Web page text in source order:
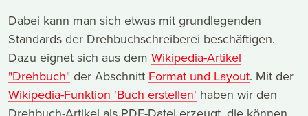
Dabei kann man sich etwas mit grundlegenden
Standards der Drehbuchschreiberei beschäftigen.
Dazu eignet sich aus dem Wikipedia-Artikel
"Drehbuch" der Abschnitt Format und Layout. Mit der
Wikipedia-Funktion 'Buch erstellen' haben wir den